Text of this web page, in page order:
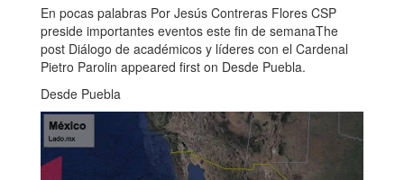
En pocas palabras Por Jesús Contreras Flores CSP
preside importantes eventos este fin de semanaThe
post Diálogo de académicos y líderes con el Cardenal
Pietro Parolin appeared first on Desde Puebla.
Desde Puebla